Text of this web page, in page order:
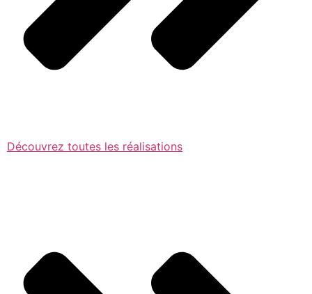
Découvrez toutes les réalisations